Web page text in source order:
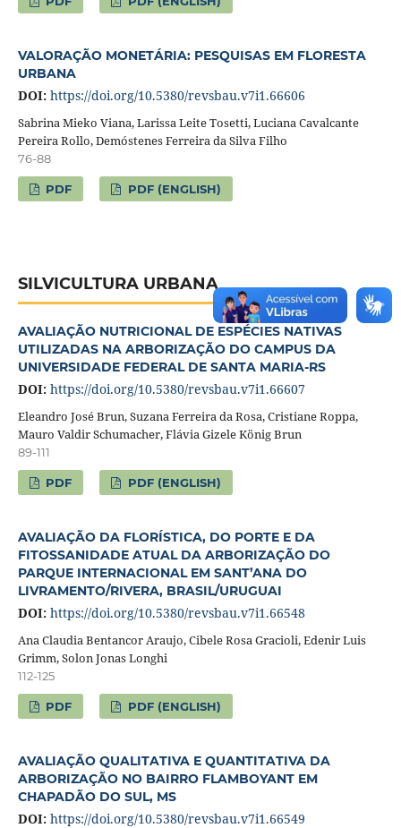
VALORAÇÃO MONETÁRIA: PESQUISAS EM FLORESTA
URBANA
DOI: https://doi.org/10.5380/revsbau.v7i1.66606
Sabrina Mieko Viana, Larissa Leite Tosetti, Luciana Cavalcante
Pereira Rollo, Demóstenes Ferreira da Silva Filho
76-88
PDF PDF (ENGLISH)
SILVICULTURA URBANA
AVALIAÇÃO NUTRICIONAL DE ESPÉCIES NATIVAS
UTILIZADAS NA ARBORIZAÇÃO DO CAMPUS DA
UNIVERSIDADE FEDERAL DE SANTA MARIA-RS
DOI: https://doi.org/10.5380/revsbau.v7i1.66607
Eleandro José Brun, Suzana Ferreira da Rosa, Cristiane Roppa,
Mauro Valdir Schumacher, Flávia Gizele König Brun
89-111
PDF PDF (ENGLISH)
AVALIAÇÃO DA FLORÍSTICA, DO PORTE E DA
FITOSSANIDADE ATUAL DA ARBORIZAÇÃO DO
PARQUE INTERNACIONAL EM SANT’ANA DO
LIVRAMENTO/RIVERA, BRASIL/URUGUAI
DOI: https://doi.org/10.5380/revsbau.v7i1.66548
Ana Claudia Bentancor Araujo, Cibele Rosa Gracioli, Edenir Luis
Grimm, Solon Jonas Longhi
112-125
PDF PDF (ENGLISH)
AVALIAÇÃO QUALITATIVA E QUANTITATIVA DA
ARBORIZAÇÃO NO BAIRRO FLAMBOYANT EM
CHAPADÃO DO SUL, MS
DOI: https://doi.org/10.5380/revsbau.v7i1.66549